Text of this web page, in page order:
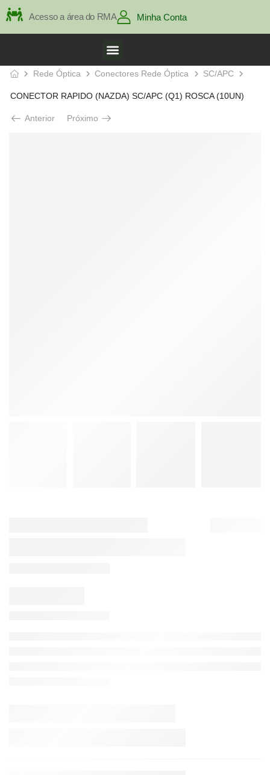
Acesso a área do RMA Minha Conta
Rede Óptica Conectores Rede Óptica SC/APC
CONECTOR RAPIDO (NAZDA) SC/APC (Q1) ROSCA (10UN)
Anterior Próximo